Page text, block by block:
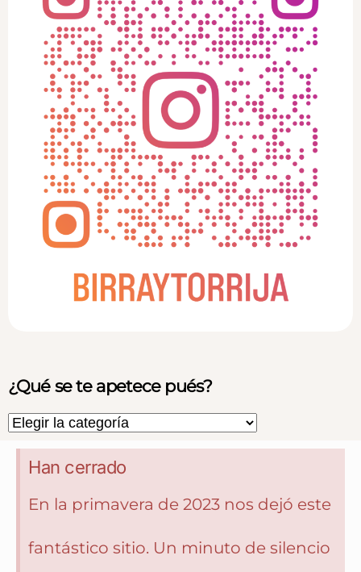
Han cerrado
En la primavera de 2023 nos dejó este
fantástico sitio. Un minuto de silencio
¿Qué se te apetece pués?